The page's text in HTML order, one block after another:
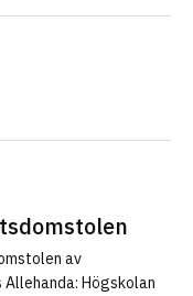
av
Högskolan